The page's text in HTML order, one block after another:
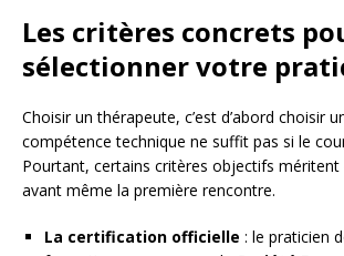
Les critères concrets
sélectionner votre
Choisir un thérapeute, c’est d’abord choisir
compétence technique ne suffit pas si le
Pourtant, certains critères objectifs méritent
avant même la première rencontre.
La certification officielle : le praticien